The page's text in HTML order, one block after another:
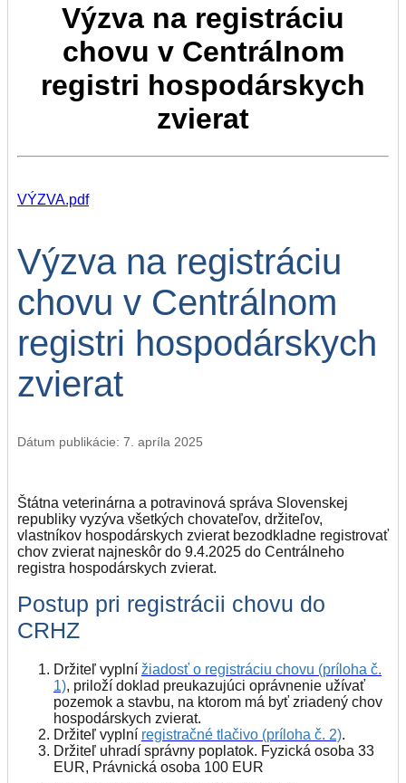
Výzva na registráciu
chovu v Centrálnom
registri hospodárskych
zvierat
VÝZVA.pdf
Výzva na registráciu
chovu v Centrálnom
registri hospodárskych
zvierat
Dátum publikácie: 7. apríla 2025
Štátna veterinárna a potravinová správa Slovenskej
republiky vyzýva všetkých chovateľov, držiteľov,
vlastníkov hospodárskych zvierat bezodkladne registrovať
chov zvierat najneskôr do 9.4.2025 do Centrálneho
registra hospodárskych zvierat.
Postup pri registrácii chovu do
CRHZ
Držiteľ vyplní žiadosť o registráciu chovu (príloha č.
1), priloží doklad preukazujúci oprávnenie užívať
pozemok a stavbu, na ktorom má byť zriadený chov
hospodárskych zvierat.
Držiteľ vyplní registračné tlačivo (príloha č. 2).
Držiteľ uhradí správny poplatok. Fyzická osoba 33
EUR, Právnická osoba 100 EUR